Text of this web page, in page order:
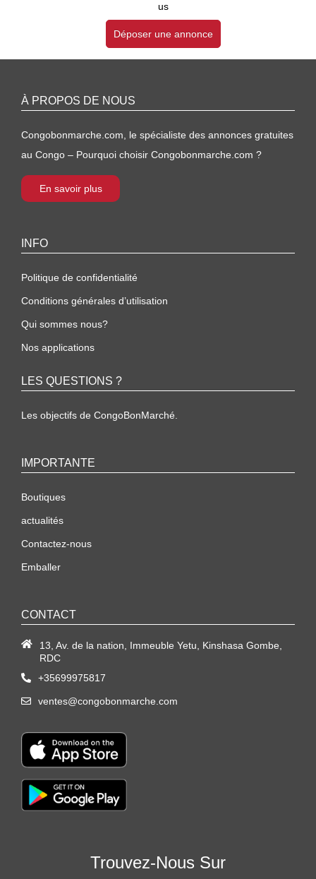
us
Déposer une annonce
À PROPOS DE NOUS
Congobonmarche.com, le spécialiste des annonces gratuites
au Congo – Pourquoi choisir Congobonmarche.com ?
En savoir plus
INFO
Politique de confidentialité
Conditions générales d’utilisation
Qui sommes nous?
Nos applications
LES QUESTIONS ?
Les objectifs de CongoBonMarché.
IMPORTANTE
Boutiques
actualités
Contactez-nous
Emballer
CONTACT
13, Av. de la nation, Immeuble Yetu, Kinshasa Gombe,
RDC
+35699975817
ventes@congobonmarche.com
Trouvez-Nous Sur